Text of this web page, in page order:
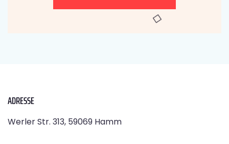
ADRESSE
Werler Str. 313, 59069 Hamm